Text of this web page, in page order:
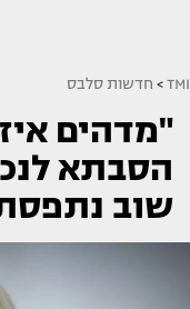
TMI
> חדשות סלבס
"מדהים
הסבתא
שוב